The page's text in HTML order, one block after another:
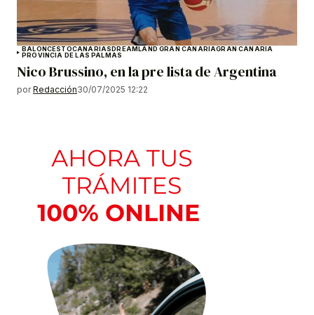
BALONCESTOCANARIASDREAMLAND GRAN CANARIAGRAN CANARIA
PROVINCIA DE LAS PALMAS
Nico Brussino, en la pre lista de Argentina
por Redacción30/07/2025 12:22